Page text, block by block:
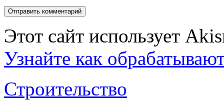
Этот сайт использует
Узнайте как
Строительство